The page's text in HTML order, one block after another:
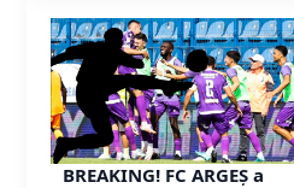
BREAKING! FC ARGEȘ a